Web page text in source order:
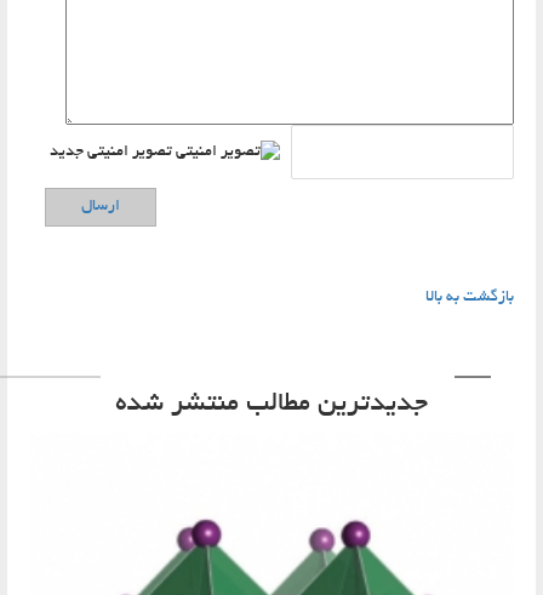
تصویر امنیتی جدید
ارسال
بازگشت به بالا
جدیدترین مطالب منتشر شده